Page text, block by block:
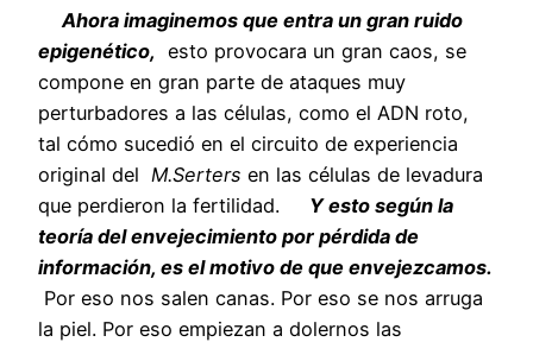
Ahora imaginemos que entra un gran ruido
epigenético, esto provocara un gran caos, se
compone en gran parte de ataques muy
perturbadores a las células, como el ADN roto,
tal cómo sucedió en el circuito de experiencia
original del M.Serters en las células de levadura
que perdieron la fertilidad.
Y esto según la
teoría del envejecimiento por pérdida de
información, es el motivo de que envejezcamos.
Por eso nos salen canas. Por eso se nos arruga
la piel. Por eso empiezan a dolernos las